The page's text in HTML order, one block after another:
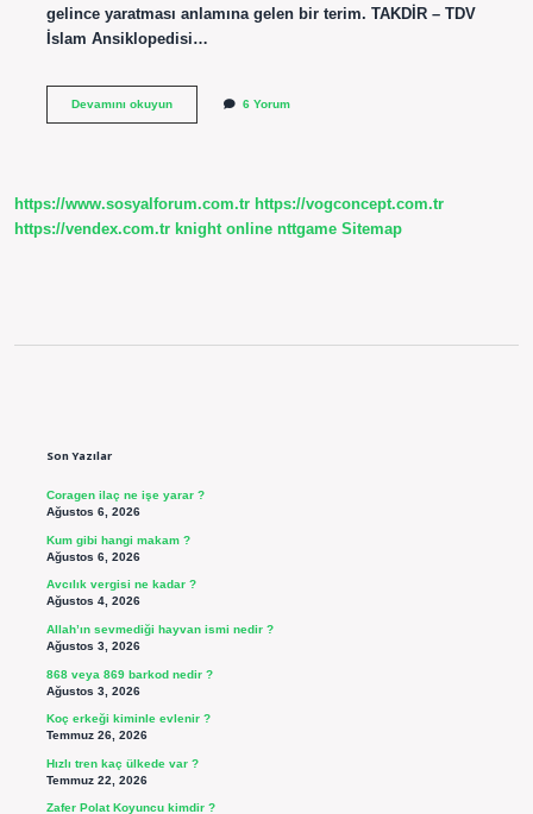
gelince yaratması anlamına gelen bir terim. TAKDİR – TDV
İslam Ansiklopedisi…
Devamını okuyunTakdir
6 Yorum
https://www.sosyalforum.com.tr https://vogconcept.com.tr
https://vendex.com.tr knight online nttgame Sitemap
Son Yazılar
Coragen ilaç ne işe yarar ?
Ağustos 6, 2026
Kum gibi hangi makam ?
Ağustos 6, 2026
Avcılık vergisi ne kadar ?
Ağustos 4, 2026
Allah’ın sevmediği hayvan ismi nedir ?
Ağustos 3, 2026
868 veya 869 barkod nedir ?
Ağustos 3, 2026
Koç erkeği kiminle evlenir ?
Temmuz 26, 2026
Hızlı tren kaç ülkede var ?
Temmuz 22, 2026
Zafer Polat Koyuncu kimdir ?